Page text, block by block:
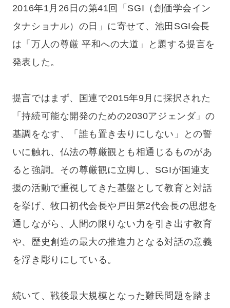
2016年1月26日の第41回「SGI（創価学会イン
タナショナル）の日」に寄せて、池田SGI会長
は「万人の尊厳 平和への大道」と題する提言を
発表した。
提言ではまず、国連で2015年9月に採択された
「持続可能な開発のための2030アジェンダ」の
基調をなす、「誰も置き去りにしない」との誓
いに触れ、仏法の尊厳観とも相通じるものがあ
ると強調。その尊厳観に立脚し、SGIが国連支
援の活動で重視してきた基盤として教育と対話
を挙げ、牧口初代会長や戸田第2代会長の思想を
通しながら、人間の限りない力を引き出す教育
や、歴史創造の最大の推進力となる対話の意義
を浮き彫りにしている。
続いて、戦後最大規模となった難民問題を踏ま